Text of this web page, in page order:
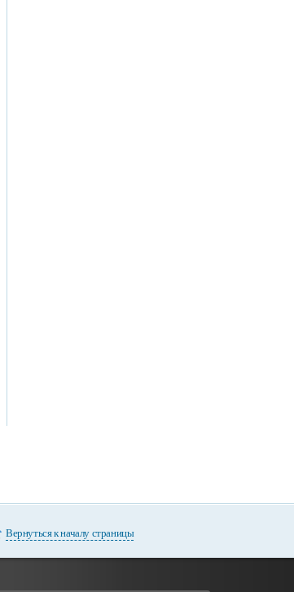
Вернуться к началу страницы